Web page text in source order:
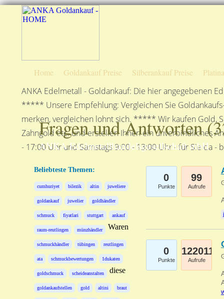
Home Goldankauf Preise Silberankauf Preise
ANKA Edelmetall - Goldankauf: Die hier angegebenen
***** Unsere Empfehlung: Vergleichen Sie
merken, vergleichen lohnt sich. ***** Wir kaufen Gold,
Zahngold etc. und erstellen Ihnen ein unverbindliches
- 17:00 Uhr und Samstags 9:00 - 13:00 Uhr - für Sie
Fragen und Antworten (
ANKA Edelmetallhandelsgesellschaft mbH
Beliebteste Themen:
cumhuriyet bilezik altin juweliere
goldankauf juwelier goldhändler
schmuck fiyatlari stuttgart ankauf
raum-reutlingen münzhändler
schmuckhändler tübingen reutlingen
ata schmuckbewertungen 1dukaten
goldschmuck scheideanstalten
goldankaufstellen gold altini braut
Waren
diese
0
Punkte
99
Aufrufe
0
Punkte
122011
Aufrufe